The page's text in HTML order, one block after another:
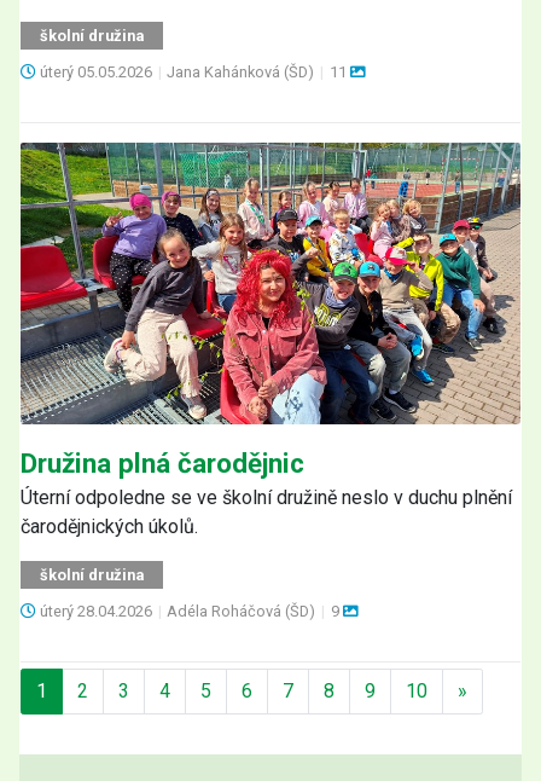
školní družina
úterý 05.05.2026 | Jana Kahánková (ŠD) | 11
Družina plná čarodějnic
Úterní odpoledne se ve školní družině neslo v duchu plnění
čarodějnických úkolů.
školní družina
úterý 28.04.2026 | Adéla Roháčová (ŠD) | 9
1 2 3 4 5 6 7 8 9 10 »